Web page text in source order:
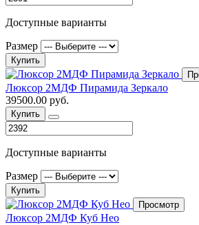
Доступные варианты
Размер
Купить
Люксор 2МДФ Пирамида Зеркало
39500.00 руб.
Купить
Доступные варианты
Размер
Купить
Просмотр
Люксор 2МДФ Куб Нео